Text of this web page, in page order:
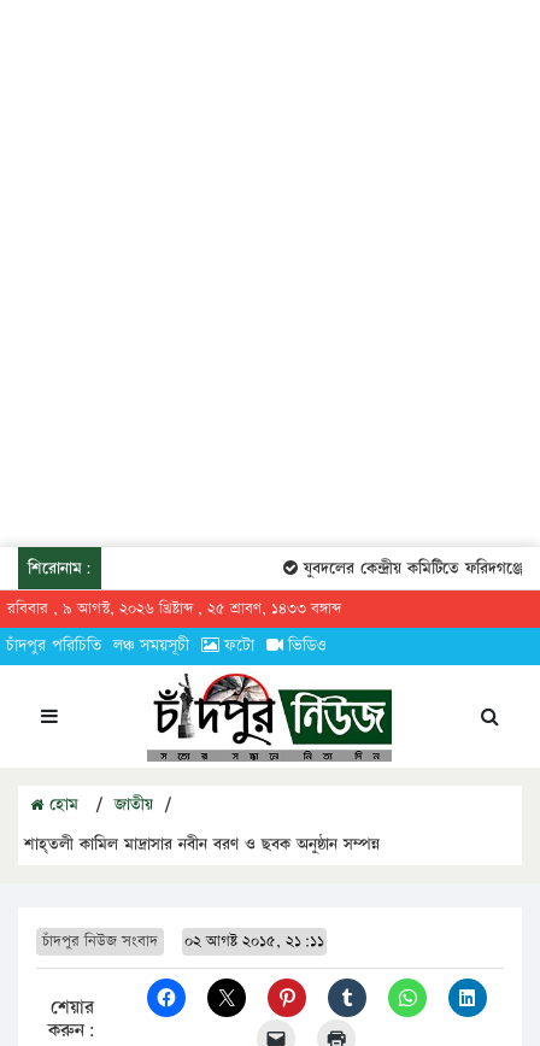
শিরোনাম: যুবদলের কেন্দ্রীয় কমিটিতে ফরিদগঞ্জের
রবিবার , ৯ আগস্ট, ২০২৬ খ্রিষ্টাব্দ , ২৫ শ্রাবণ, ১৪৩৩ বঙ্গাব্দ
চাঁদপুর পরিচিতি লঞ্চ সময়সূচী ফটো ভিডিও
হোম / জাতীয় /
শাহ্তলী কামিল মাদ্রাসার নবীন বরণ ও ছবক অনুষ্ঠান সম্পন্ন
চাঁদপুর নিউজ সংবাদ ০২ আগষ্ট ২০১৫, ২১:১১
শেয়ার
করুন: